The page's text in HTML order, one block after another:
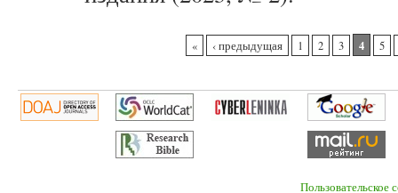
« ‹ предыдущая 1 2 3 4 5
Пользовательское